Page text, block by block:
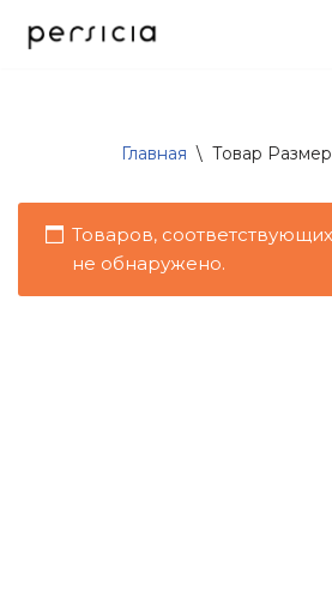
Главная \ Товар Размер
Товаров,
не обнаружено.